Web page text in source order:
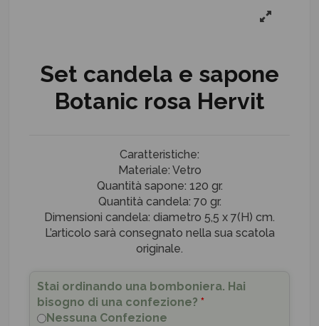
Set candela e sapone
Botanic rosa Hervit
Caratteristiche:
Materiale: Vetro
Quantità sapone: 120 gr.
Quantità candela: 70 gr.
Dimensioni candela: diametro 5,5 x 7(H) cm.
L’articolo sarà consegnato nella sua scatola
originale.
Stai ordinando una bomboniera. Hai
bisogno di una confezione? *
Nessuna Confezione